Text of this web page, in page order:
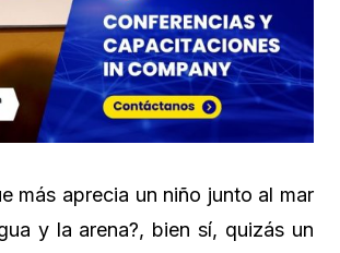
más aprecia un niño junto al mar
y la arena?, bien sí, quizás un